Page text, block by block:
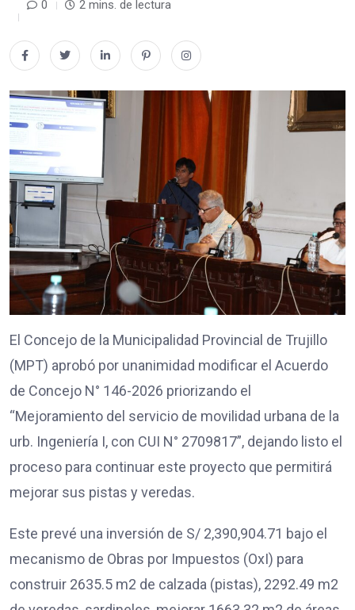
0 2 mins. de lectura
El Concejo de la Municipalidad Provincial de Trujillo
(MPT) aprobó por unanimidad modificar el Acuerdo
de Concejo N° 146-2026 priorizando el
“Mejoramiento del servicio de movilidad urbana de la
urb. Ingeniería I, con CUI N° 2709817”, dejando listo el
proceso para continuar este proyecto que permitirá
mejorar sus pistas y veredas.
Este prevé una inversión de S/ 2,390,904.71 bajo el
mecanismo de Obras por Impuestos (OxI) para
construir 2635.5 m2 de calzada (pistas), 2292.49 m2